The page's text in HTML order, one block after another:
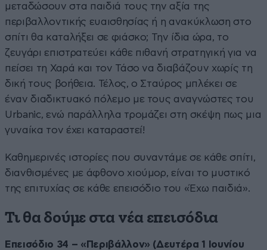
μεταδώσουν στα παιδιά τους την αξία της
περιβαλλοντικής ευαισθησίας ή η ανακύκλωση στο
σπίτι θα καταλήξει σε φιάσκο; Την ίδια ώρα, το
ζευγάρι επιστρατεύει κάθε πιθανή στρατηγική για να
πείσει τη Χαρά και τον Τάσο να διαβάζουν χωρίς τη
δική τους βοήθεια. Τέλος, ο Σταύρος μπλέκει σε
έναν διαδικτυακό πόλεμο με τους αναγνώστες του
Urbanic, ενώ παράλληλα τρομάζει στη σκέψη πως μια
γυναίκα τον έχει καταραστεί!
Καθημερινές ιστορίες που συναντάμε σε κάθε σπίτι,
διανθισμένες με άφθονο χιούμορ, είναι το μυστικό
της επιτυχίας σε κάθε επεισόδιο του «Έχω παιδιά».
Τι θα δούμε στα νέα επεισόδια
Επεισόδιο 34 – «Περιβάλλον» (Δευτέρα 1 Ιουνίου